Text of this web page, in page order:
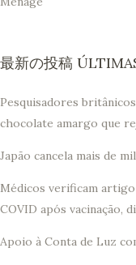
最新の投稿
Pesquisadores
chocolate amargo que
Japão cancela mais de
Médicos verificam
COVID após vacinação,
Apoio à Conta de Luz